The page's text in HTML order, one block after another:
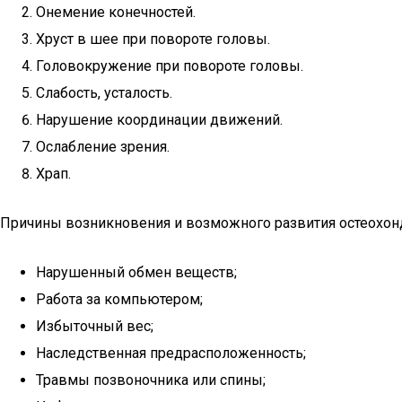
Онемение конечностей.
Хруст в шее при повороте головы.
Головокружение при повороте головы.
Слабость, усталость.
Нарушение координации движений.
Ослабление зрения.
Храп.
Причины возникновения и возможного развития
Нарушенный обмен веществ;
Работа за компьютером;
Избыточный вес;
Наследственная предрасположенность;
Травмы позвоночника или спины;